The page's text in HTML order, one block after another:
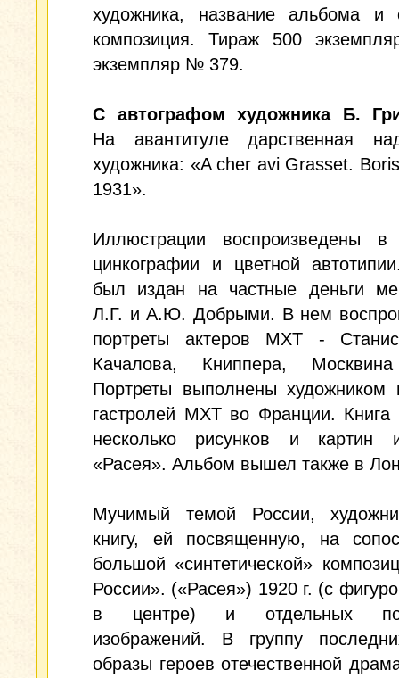
художника, название альбома и
композиция. Тираж 500
экземпляр № 379.
С автографом художника Б.
На авантитуле дарственная
художника: «A cher avi Grasset.
1931».
Иллюстрации воспроизведены в
цинкографии и цветной
был издан на частные деньги
Л.Г. и А.Ю. Добрыми. В нем
портреты актеров МХТ -
Качалова, Книппера,
Портреты выполнены художником
гастролей МХТ во Франции. Книга
несколько рисунков и картин
«Расея». Альбом вышел также в
Мучимый темой России,
книгу, ей посвященную, на
большой «синтетической»
России». («Расея») 1920 г. (с
в центре) и отдельных
изображений. В группу
образы героев отечественной